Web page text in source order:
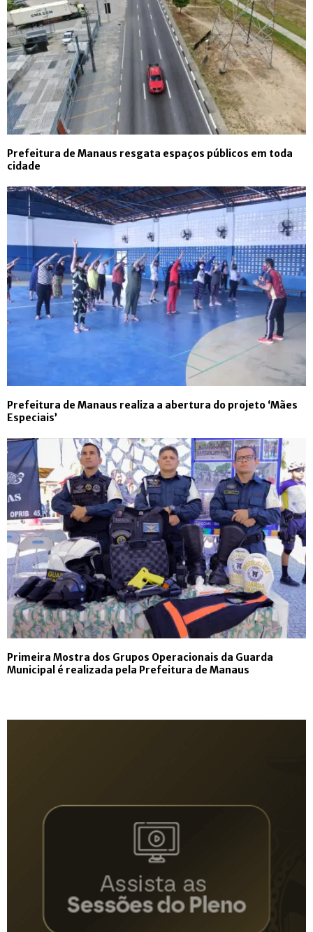
Prefeitura de Manaus resgata espaços públicos em toda
cidade
Prefeitura de Manaus realiza a abertura do projeto ‘Mães
Especiais’
Primeira Mostra dos Grupos Operacionais da Guarda
Municipal é realizada pela Prefeitura de Manaus